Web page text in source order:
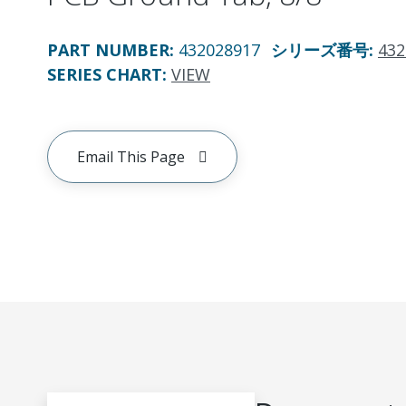
PART NUMBER: 432028917 シリーズ番号:
SERIES CHART: VIEW
Email This Page